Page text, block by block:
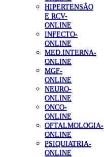
HIPERTENSÃO
E RCV-
ONLINE
INFECTO-
ONLINE
MED.INTERNA-
ONLINE
MGF-
ONLINE
NEURO-
ONLINE
ONCO-
ONLINE
OFTALMOLOGIA-
ONLINE
PSIQUIATRIA-
ONLINE